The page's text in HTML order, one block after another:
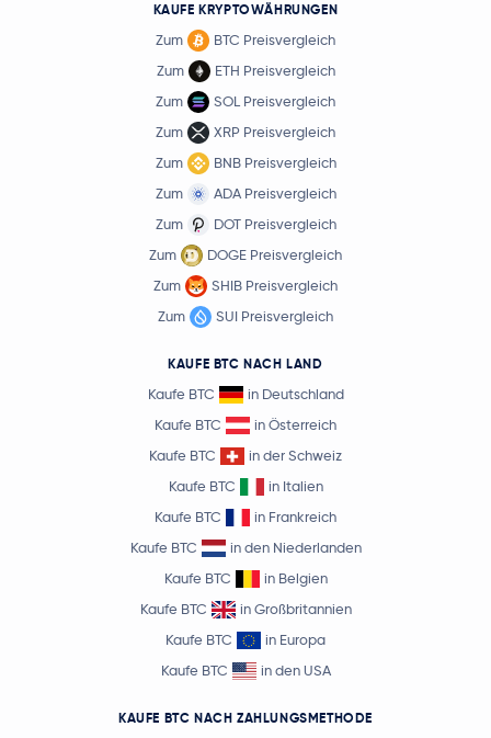
KAUFE KRYPTOWÄHRUNGEN
Zum
BTC Preisvergleich
Zum
ETH Preisvergleich
Zum
SOL Preisvergleich
Zum
XRP Preisvergleich
Zum
BNB Preisvergleich
Zum
ADA Preisvergleich
Zum
DOT Preisvergleich
Zum
DOGE Preisvergleich
Zum
SHIB Preisvergleich
Zum
SUI Preisvergleich
KAUFE BTC NACH LAND
Kaufe BTC
in Deutschland
Kaufe BTC
in Österreich
Kaufe BTC
in der Schweiz
Kaufe BTC
in Italien
Kaufe BTC
in Frankreich
Kaufe BTC
in den Niederlanden
Kaufe BTC
in Belgien
Kaufe BTC
in Großbritannien
Kaufe BTC
in Europa
Kaufe BTC
in den USA
KAUFE BTC NACH ZAHLUNGSMETHODE